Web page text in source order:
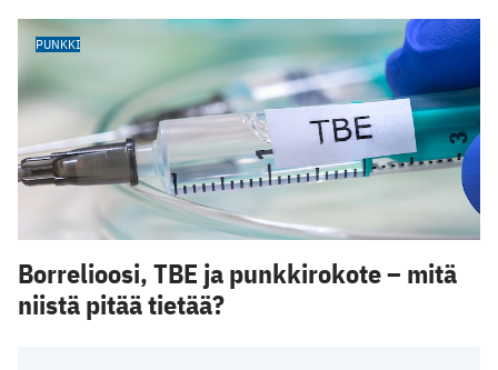
PUNKKI
Borrelioosi, TBE ja punkkirokote – mitä
niistä pitää tietää?